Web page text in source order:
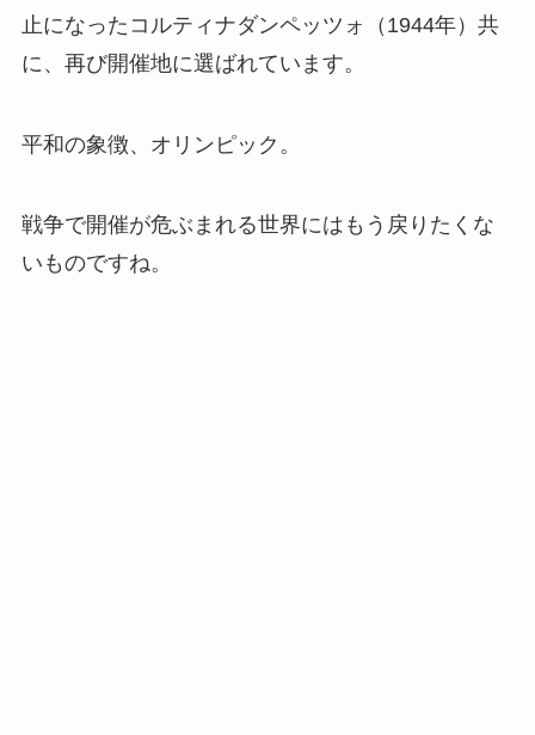
止になったコルティナダンペッツォ（1944年）共
に、再び開催地に選ばれています。
平和の象徴、オリンピック。
戦争で開催が危ぶまれる世界にはもう戻りたくな
いものですね。